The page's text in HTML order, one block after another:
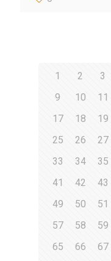
1 2 3
9
10 11
17
18 19
25
26 27
33
34 35
41
42 43
49
50 51
57
58 59
65
66 67